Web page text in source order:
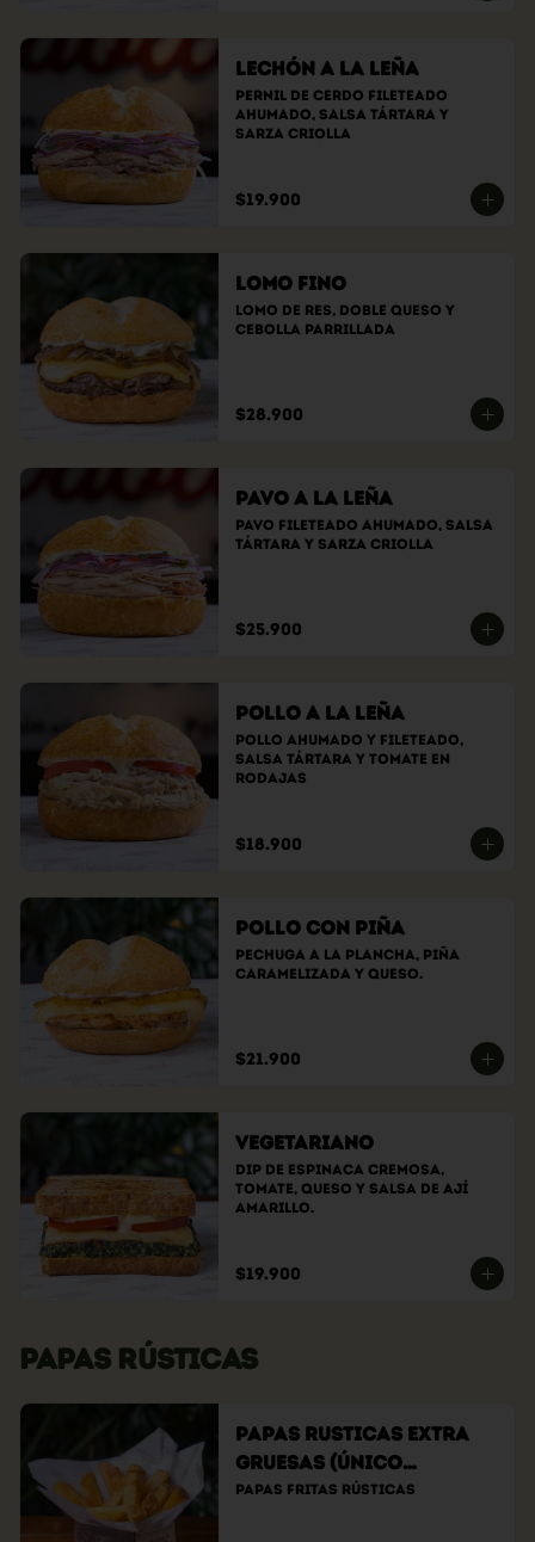
Lechón a la Leña
Pernil de cerdo fileteado
ahumado, Salsa tártara y
sarza criolla
$19.900
Lomo Fino
Lomo de res, doble queso y
cebolla parrillada
$28.900
Pavo a la Leña
Pavo fileteado ahumado, Salsa
tártara y sarza criolla
$25.900
Pollo a la Leña
Pollo ahumado y fileteado,
Salsa tártara y tomate en
rodajas
$18.900
Pollo con Piña
Pechuga a la plancha, piña
caramelizada y queso.
$21.900
Vegetariano
Dip de espinaca cremosa,
tomate, queso y salsa de ají
amarillo.
$19.900
PAPAS RÚSTICAS
Papas Rusticas Extra
Gruesas (Único
tamaño)
Papas fritas rústicas